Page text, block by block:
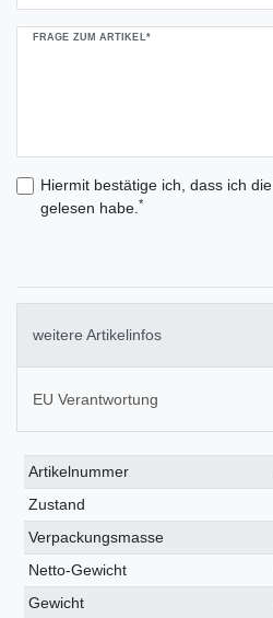
FRAGE ZUM ARTIKEL*
Hiermit bestätige ich, dass ich die
gelesen habe. *
weitere Artikelinfos
EU Verantwortung
Technisches
Merkmal
Wert
Artikelnummer
Zustand
Verpackungsmasse
Netto-Gewicht
Gewicht